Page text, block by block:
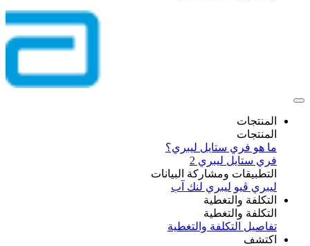
المنتجات
المنتجات
ما هو فري ستايل ليبري؟
فري ستايل ليبري 2
التطبيقات ومشاركة البيانات
ليبري ڤيو ليبري لنك آب
التكلفة والتغطية
التكلفة والتغطية
تفاصيل التكلفة والتغطية
اكتشف​